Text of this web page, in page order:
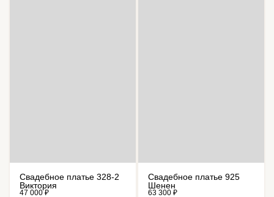
Свадебное платье 328-2
Виктория
47 000 ₽
Свадебное платье 925
Шенен
63 300 ₽